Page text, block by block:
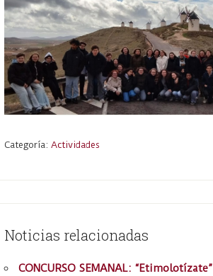
Categoría: Actividades
Noticias relacionadas
CONCURSO SEMANAL: “Etimolotízate”